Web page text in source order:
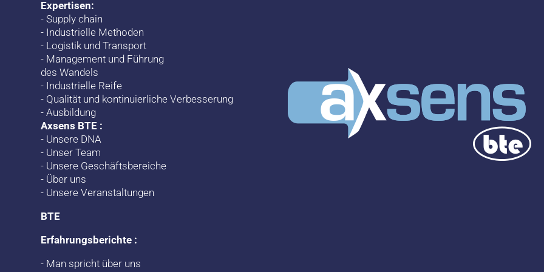
Expertisen:
-Supply chain
- Industrielle Methoden
- Logistik und Transport
- Management und Führung
des Wandels
- Industrielle Reife
- Qualität und kontinuierliche Verbesserung
-Ausbildung
Axsens BTE :
- Unsere DNA
- Unser Team
- Unsere Geschäftsbereiche
- Über uns
- Unsere Veranstaltungen
BTE
Erfahrungsberichte :
- Man spricht über uns